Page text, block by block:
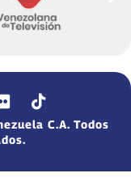
C.A. Todos